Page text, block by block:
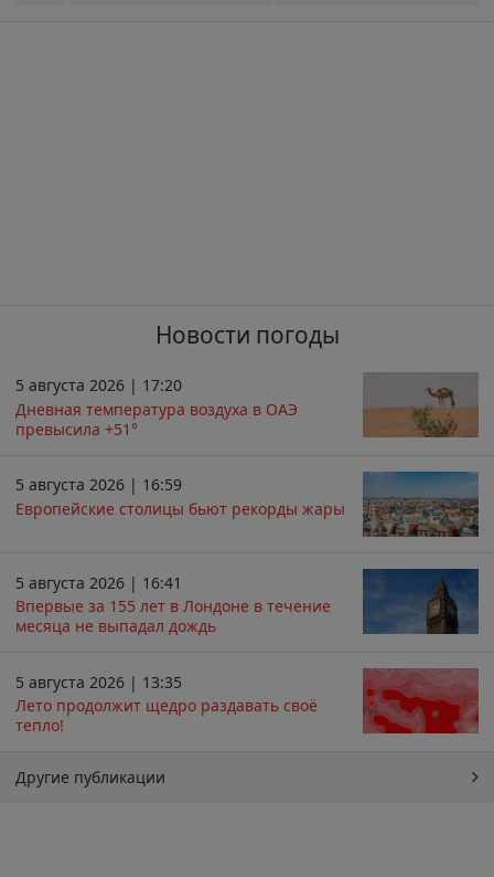
Новости погоды
5 августа 2026 | 17:20
Дневная температура воздуха в ОАЭ
превысила +51°
5 августа 2026 | 16:59
Европейские столицы бьют рекорды жары
5 августа 2026 | 16:41
Впервые за 155 лет в Лондоне в течение
месяца не выпадал дождь
5 августа 2026 | 13:35
Лето продолжит щедро раздавать своё
тепло!
Другие публикации